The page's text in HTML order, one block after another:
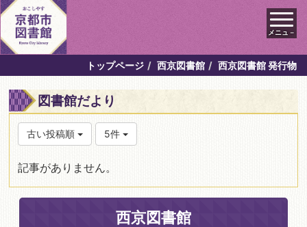
メニュ－
トップページ 西京図書館 西京図書館 発行物
図書館だより
古い投稿順 5件
記事がありません。
西京図書館